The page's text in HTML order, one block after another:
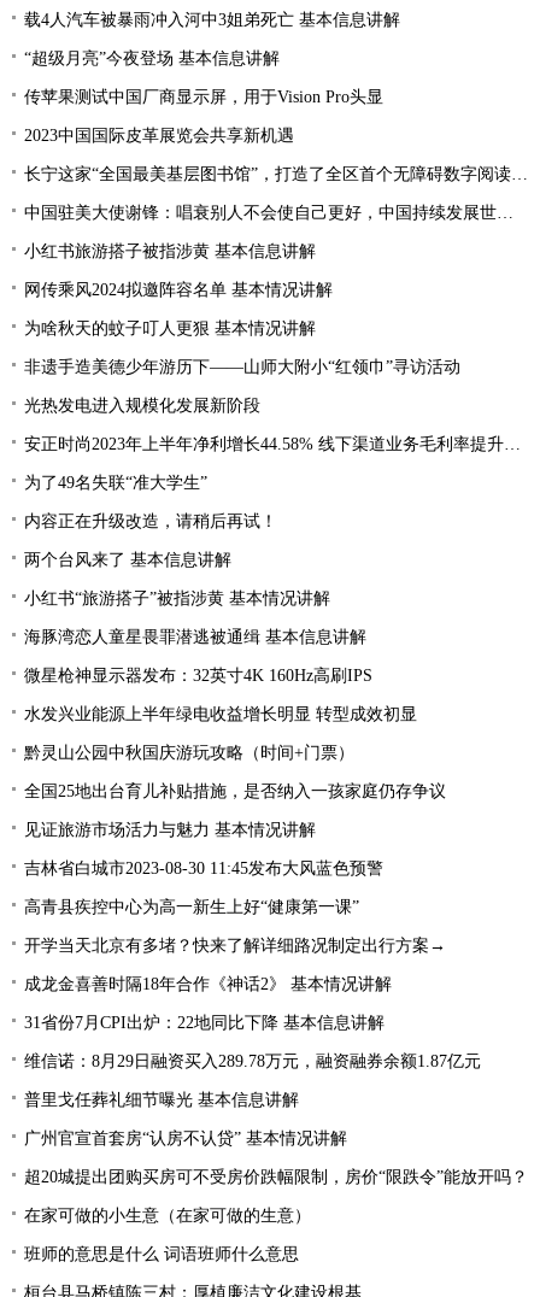
载4人汽车被暴雨冲入河中3姐弟死亡 基本信息讲解
“超级月亮”今夜登场 基本信息讲解
传苹果测试中国厂商显示屏，用于Vision Pro头显
2023中国国际皮革展览会共享新机遇
长宁这家“全国最美基层图书馆”，打造了全区首个无障碍数字阅读空间
中国驻美大使谢锋：唱衰别人不会使自己更好，中国持续发展世界才会更加繁荣
小红书旅游搭子被指涉黄 基本信息讲解
网传乘风2024拟邀阵容名单 基本情况讲解
为啥秋天的蚊子叮人更狠 基本情况讲解
非遗手造美德少年游历下——山师大附小“红领巾”寻访活动
光热发电进入规模化发展新阶段
安正时尚2023年上半年净利增长44.58% 线下渠道业务毛利率提升2.28%
为了49名失联“准大学生”
内容正在升级改造，请稍后再试！
两个台风来了 基本信息讲解
小红书“旅游搭子”被指涉黄 基本情况讲解
海豚湾恋人童星畏罪潜逃被通缉 基本信息讲解
微星枪神显示器发布：32英寸4K 160Hz高刷IPS
水发兴业能源上半年绿电收益增长明显 转型成效初显
黔灵山公园中秋国庆游玩攻略（时间+门票）
全国25地出台育儿补贴措施，是否纳入一孩家庭仍存争议
见证旅游市场活力与魅力 基本情况讲解
吉林省白城市2023-08-30 11:45发布大风蓝色预警
高青县疾控中心为高一新生上好“健康第一课”
开学当天北京有多堵？快来了解详细路况制定出行方案→
成龙金喜善时隔18年合作《神话2》 基本情况讲解
31省份7月CPI出炉：22地同比下降 基本信息讲解
维信诺：8月29日融资买入289.78万元，融资融券余额1.87亿元
普里戈任葬礼细节曝光 基本信息讲解
广州官宣首套房“认房不认贷” 基本情况讲解
超20城提出团购买房可不受房价跌幅限制，房价“限跌令”能放开吗？
在家可做的小生意（在家可做的生意）
班师的意思是什么 词语班师什么意思
桓台县马桥镇陈三村：厚植廉洁文化建设根基